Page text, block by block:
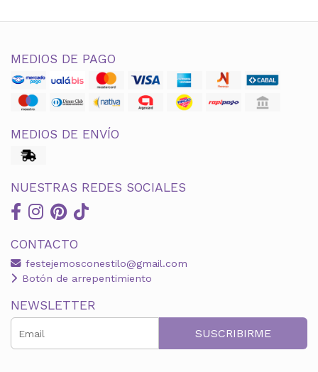
MEDIOS DE PAGO
MEDIOS DE ENVÍO
NUESTRAS REDES SOCIALES
CONTACTO
festejemosconestilo@gmail.com
Botón de arrepentimiento
NEWSLETTER
SUSCRIBIRME